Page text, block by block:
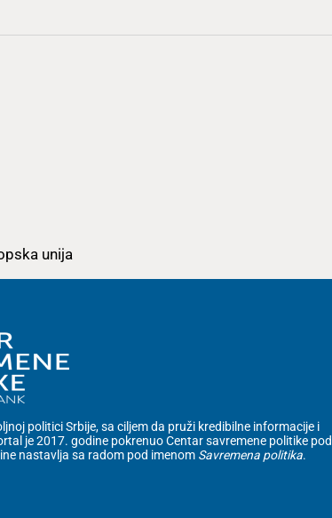
unija
politici Srbije, sa ciljem da pruži kredibilne informacije i
je 2017. godine pokrenuo Centar savremene politike pod
nastavlja sa radom pod imenom Savremena politika.